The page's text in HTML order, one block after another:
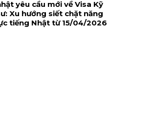
yêu cầu mới về Visa Kỹ
Xu hướng siết chặt năng
tiếng Nhật từ 15/04/2026